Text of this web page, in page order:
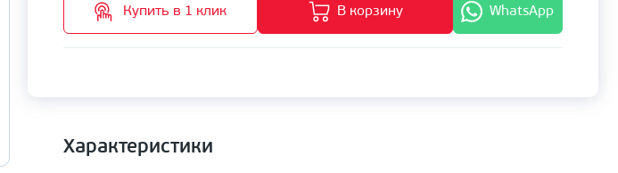
Купить в 1 клик В корзину WhatsApp
Характеристики